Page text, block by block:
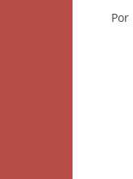
Por